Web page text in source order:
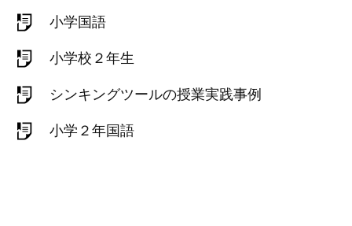
小学国語
小学校２年生
シンキングツールの授業実践事例
小学２年国語